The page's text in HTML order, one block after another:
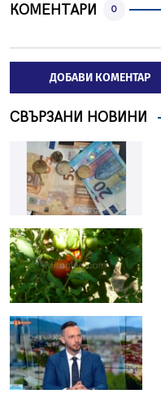
КОМЕНТАРИ 0
ДОБАВИ КОМЕНТАР
СВЪРЗАНИ НОВИНИ